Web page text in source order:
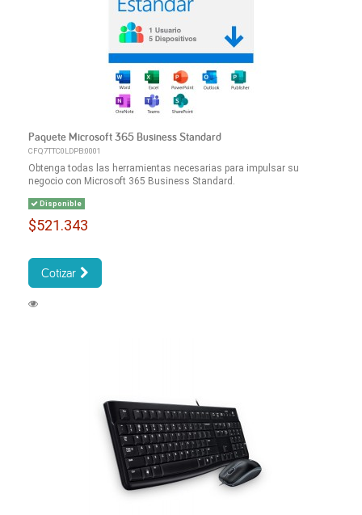
Paquete Microsoft 365 Business Standard
CFQ7TTC0LDPB:0001
Obtenga todas las herramientas necesarias para impulsar su
negocio con Microsoft 365 Business Standard.
Disponible
$521.343
Cotizar